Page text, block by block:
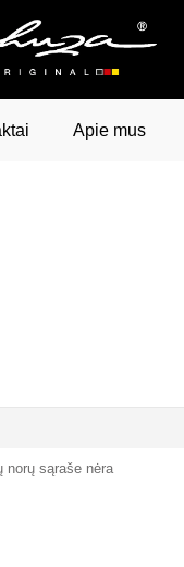
Apie mus
norų sąraše nėra